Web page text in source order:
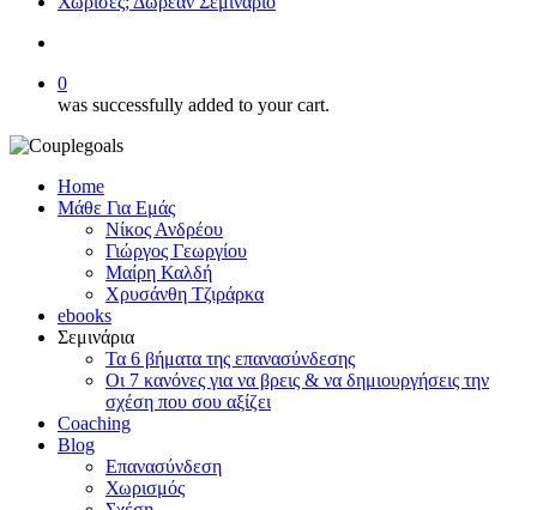
0
was successfully added to your cart.
Home
Μάθε Για Εμάς
Νίκος Ανδρέου
Γιώργος Γεωργίου
Μαίρη Καλδή
Χρυσάνθη Τζιράρκα
ebooks
Σεμινάρια
Τα 6 βήματα της επανασύνδεσης
Οι 7 κανόνες για να βρεις & να δημιουργήσεις την
σχέση που σου αξίζει
Coaching
Blog
Επανασύνδεση
Χωρισμός